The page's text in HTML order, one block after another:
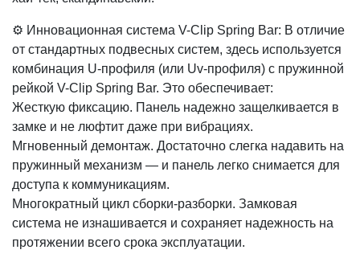
⚙️ Инновационная система V-Clip Spring Bar: В отличие
от стандартных подвесных систем, здесь используется
комбинация U-профиля (или Uv-профиля) с пружинной
рейкой V-Clip Spring Bar. Это обеспечивает:
Жесткую фиксацию. Панель надежно защелкивается в
замке и не люфтит даже при вибрациях.
Мгновенный демонтаж. Достаточно слегка надавить на
пружинный механизм — и панель легко снимается для
доступа к коммуникациям.
Многократный цикл сборки-разборки. Замковая
система не изнашивается и сохраняет надежность на
протяжении всего срока эксплуатации.